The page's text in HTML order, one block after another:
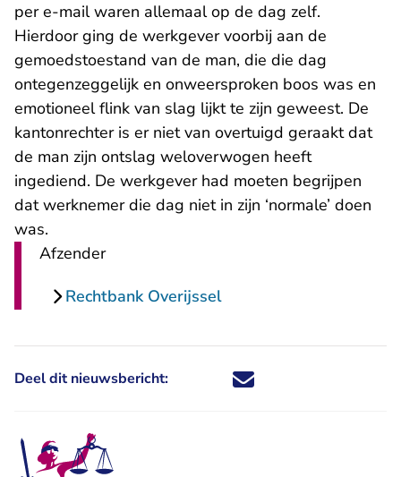
per e-mail waren allemaal op de dag zelf.
Hierdoor ging de werkgever voorbij aan de
gemoedstoestand van de man, die die dag
ontegenzeggelijk en onweersproken boos was en
emotioneel flink van slag lijkt te zijn geweest. De
kantonrechter is er niet van overtuigd geraakt dat
de man zijn ontslag weloverwogen heeft
ingediend. De werkgever had moeten begrijpen
dat werknemer die dag niet in zijn ‘normale’ doen
was.
Afzender
Rechtbank Overijssel
Deel dit nieuwsbericht: Deel dit nieuwsbericht via X -
Deel dit nieuwsbericht via
Deel dit nieuwsbericht
Deel dit